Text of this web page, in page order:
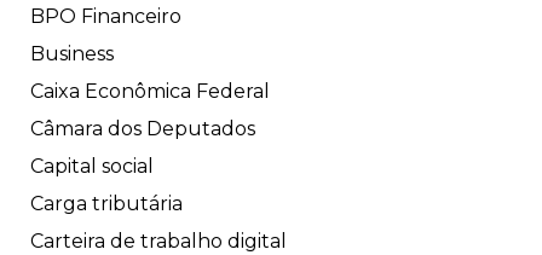
BPO Financeiro
Business
Caixa Econômica Federal
Câmara dos Deputados
Capital social
Carga tributária
Carteira de trabalho digital